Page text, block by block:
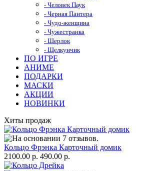
- Человек Паук
- Черная Пантера
- Чудо-женщина
- Чужестранка
- Шерлок
- Щелкунчик
ПО ИГРЕ
АНИМЕ
ПОДАРКИ
МАСКИ
АКЦИИ
НОВИНКИ
Хиты продаж
Кольцо Фрэнка Карточный домик
2100.00 р. 490.00 р.